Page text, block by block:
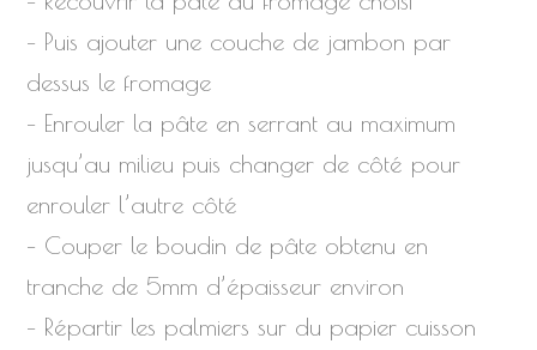
– Puis ajouter une couche de jambon par
dessus le fromage
– Enrouler la pâte en serrant au maximum
jusqu’au milieu puis changer de côté pour
enrouler l’autre côté
– Couper le boudin de pâte obtenu en
tranche de 5mm d’épaisseur environ
– Répartir les palmiers sur du papier cuisson